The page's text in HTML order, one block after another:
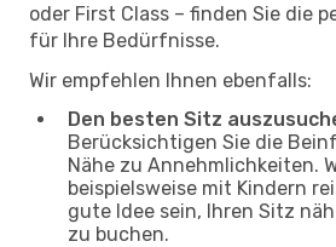
oder First Class – finden Sie die
für Ihre Bedürfnisse.
Wir empfehlen Ihnen ebenfalls:
Den besten Sitz
Berücksichtigen Sie die
Nähe zu Annehmlichkeiten.
beispielsweise mit Kindern
gute Idee sein, Ihren Sitz
zu buchen.